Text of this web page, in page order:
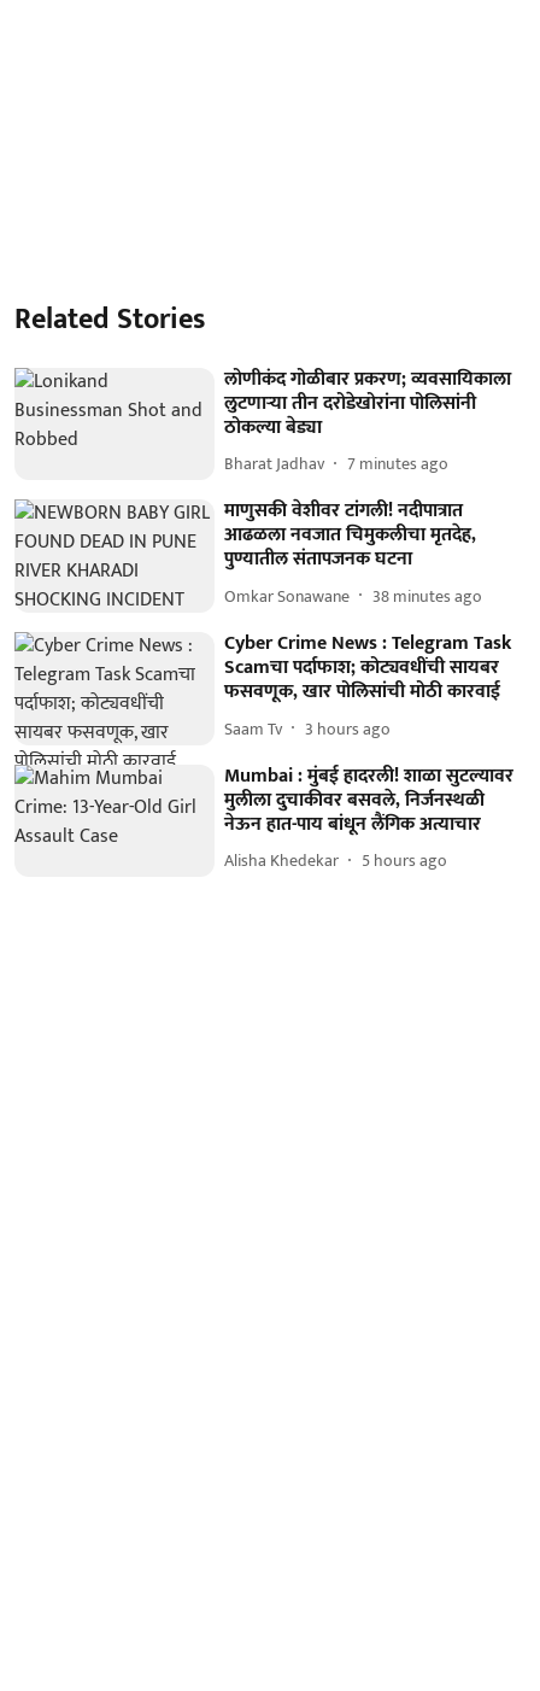
Related Stories
लोणीकंद गोळीबार प्रकरण; व्यवसायिकाला
लुटणाऱ्या तीन दरोडेखोरांना पोलिसांनी
ठोकल्या बेड्या
Bharat Jadhav 7 minutes ago
माणुसकी वेशीवर टांगली! नदीपात्रात
आढळला नवजात चिमुकलीचा मृतदेह,
पुण्यातील संतापजनक घटना
Omkar Sonawane 38 minutes ago
Cyber Crime News : Telegram Task
Scamचा पर्दाफाश; कोट्यवधींची सायबर
फसवणूक, खार पोलिसांची मोठी कारवाई
Saam Tv 3 hours ago
Mumbai : मुंबई हादरली! शाळा सुटल्यावर
मुलीला दुचाकीवर बसवले, निर्जनस्थळी
नेऊन हात-पाय बांधून लैंगिक अत्याचार
Alisha Khedekar 5 hours ago